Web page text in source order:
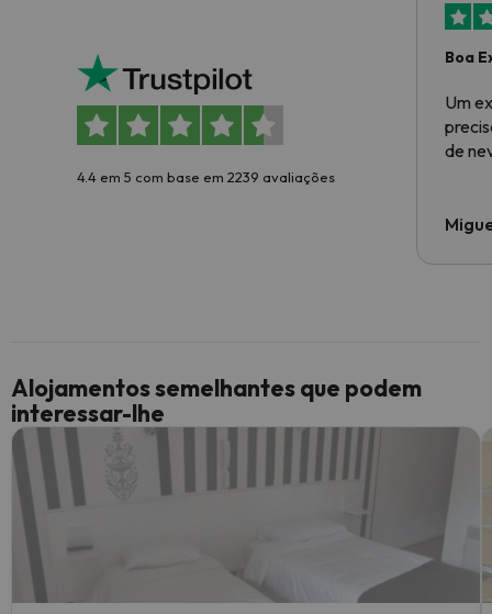
4.4 em 5 com base em 2239 avaliações
Boa
Um
de
Alojamentos semelhantes que podem
interessar-lhe